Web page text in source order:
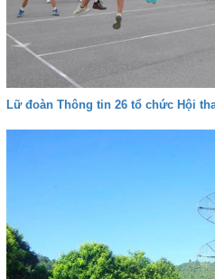
Lữ đoàn Thông tin 26 tổ chức Hội